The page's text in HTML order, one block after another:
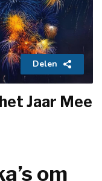
Delen
Jaar Mee
om